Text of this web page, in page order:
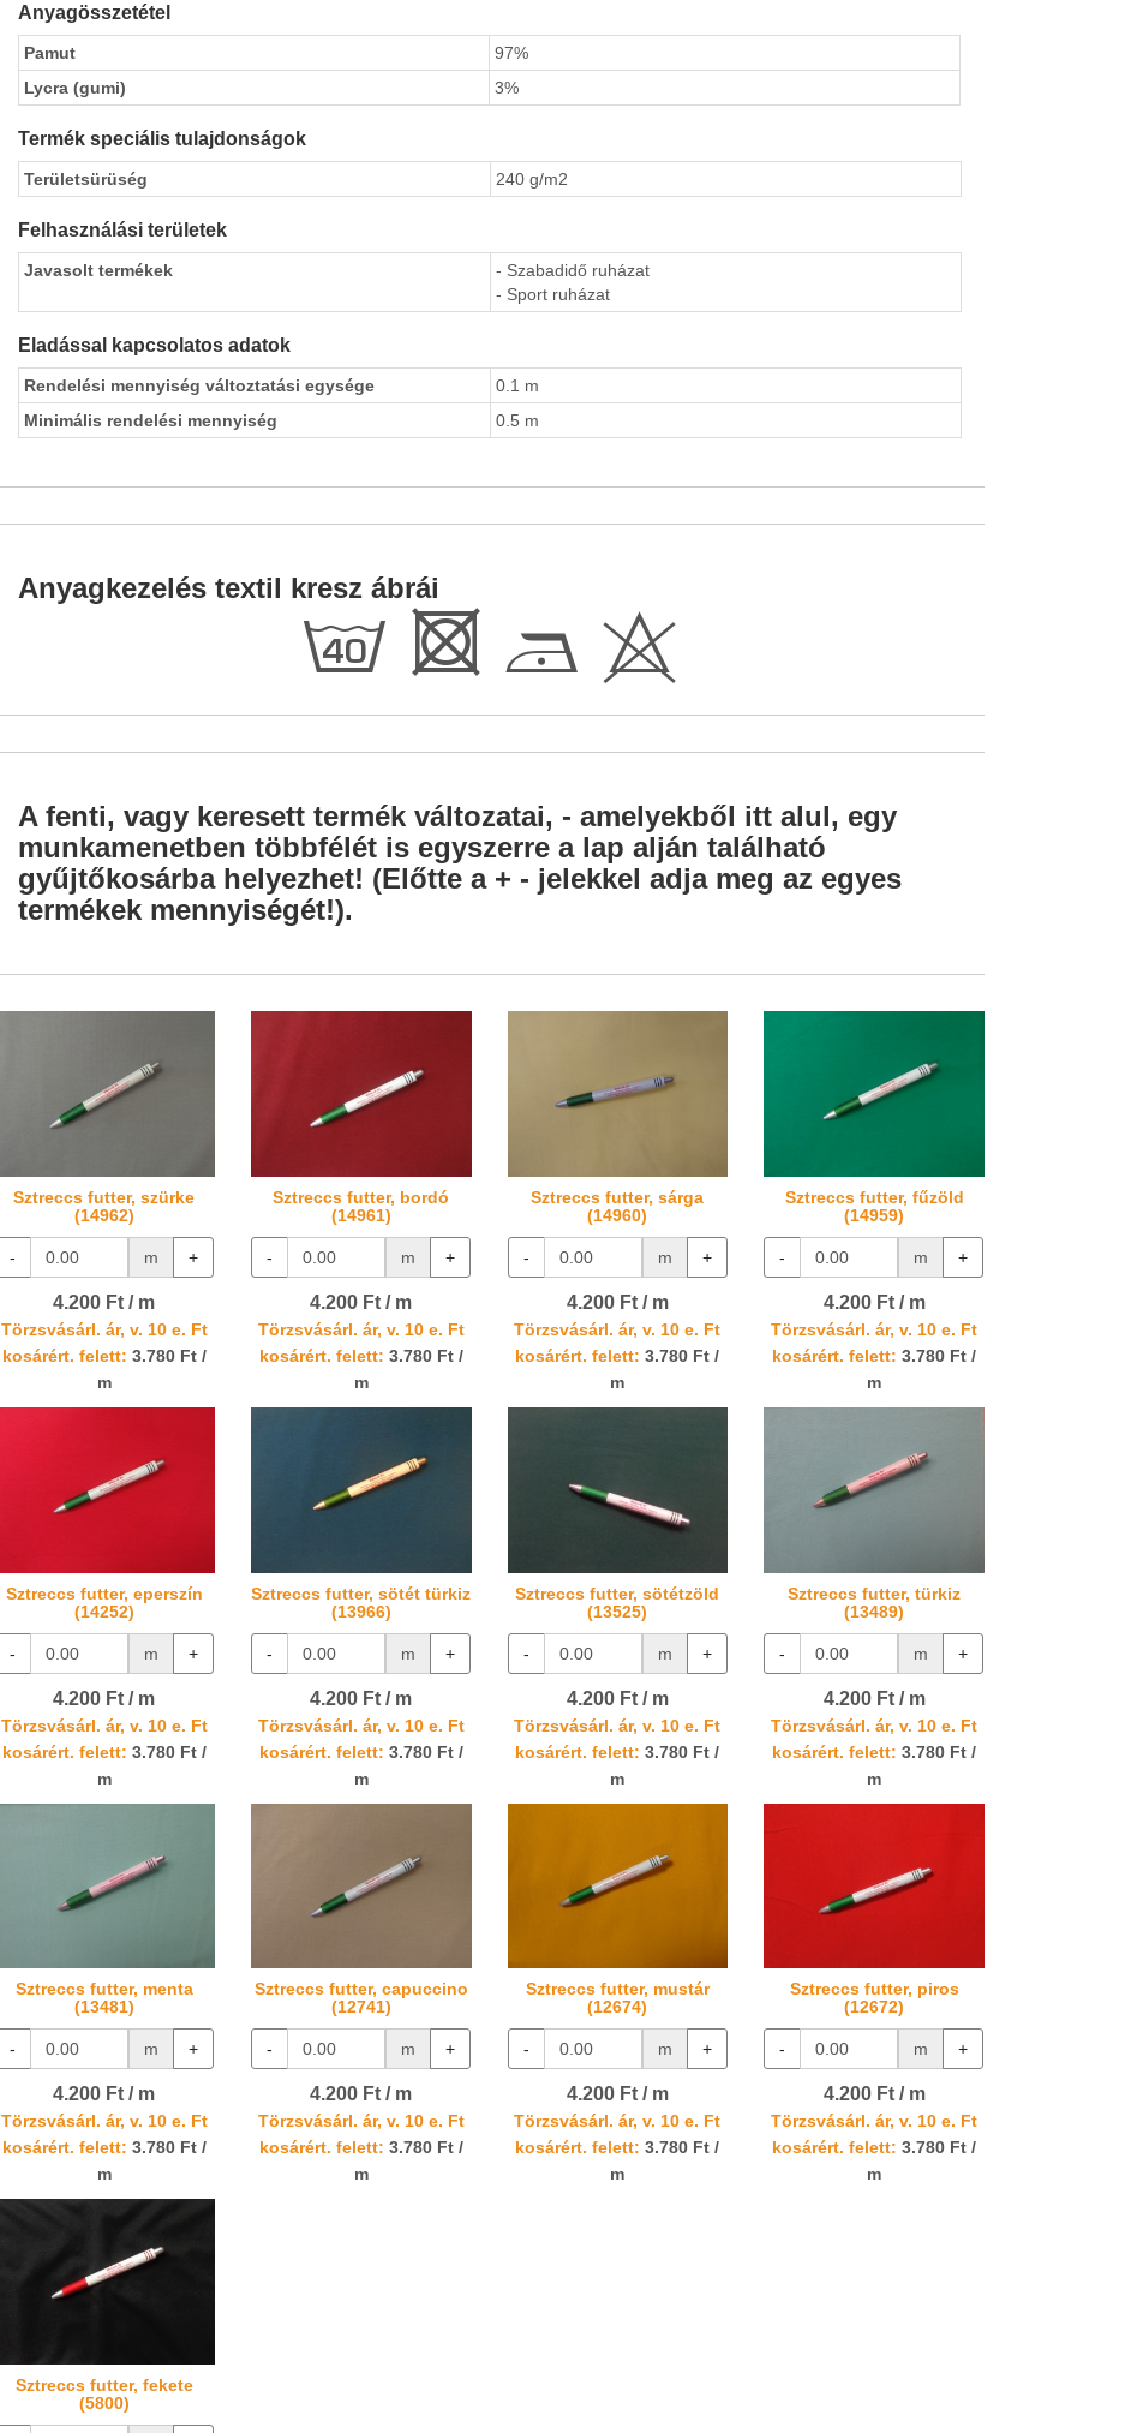
Anyagösszetétel
Pamut
97%
Lycra (gumi)
3%
Termék speciális tulajdonságok
Területsürüség 240 g/m2
Felhasználási területek
Javasolt termékek
- Szabadidő ruházat
- Sport ruházat
Eladással kapcsolatos adatok
Rendelési mennyiség változtatási egysége
0.1 m
Minimális rendelési mennyiség
0.5 m
Anyagkezelés textil kresz ábrái
h R D H
A fenti, vagy keresett termék változatai, - amelyekből itt alul, egy
munkamenetben többfélét is egyszerre a lap alján található
gyűjtőkosárba helyezhet! (Előtte a + - jelekkel adja meg az egyes
termékek mennyiségét!).
Sztreccs futter, szürke
(14962)
- m +
4.200 Ft / m
Törzsvásárl. ár, v. 10 e. Ft
kosárért. felett: 3.780 Ft /
m
Sztreccs futter, bordó
(14961)
- m +
4.200 Ft / m
Törzsvásárl. ár, v. 10 e. Ft
kosárért. felett: 3.780 Ft /
m
Sztreccs futter, sárga
(14960)
- m +
4.200 Ft / m
Törzsvásárl. ár, v. 10 e. Ft
kosárért. felett: 3.780 Ft /
m
Sztreccs futter, fűzöld
(14959)
- m +
4.200 Ft / m
Törzsvásárl. ár, v. 10 e. Ft
kosárért. felett: 3.780 Ft /
m
Sztreccs futter, eperszín
(14252)
- m +
4.200 Ft / m
Törzsvásárl. ár, v. 10 e. Ft
kosárért. felett: 3.780 Ft /
m
Sztreccs futter, sötét türkiz
(13966)
- m +
4.200 Ft / m
Törzsvásárl. ár, v. 10 e. Ft
kosárért. felett: 3.780 Ft /
m
Sztreccs futter, sötétzöld
(13525)
- m +
4.200 Ft / m
Törzsvásárl. ár, v. 10 e. Ft
kosárért. felett: 3.780 Ft /
m
Sztreccs futter, türkiz
(13489)
- m +
4.200 Ft / m
Törzsvásárl. ár, v. 10 e. Ft
kosárért. felett: 3.780 Ft /
m
Sztreccs futter, menta
(13481)
- m +
4.200 Ft / m
Törzsvásárl. ár, v. 10 e. Ft
kosárért. felett: 3.780 Ft /
m
Sztreccs futter, capuccino
(12741)
- m +
4.200 Ft / m
Törzsvásárl. ár, v. 10 e. Ft
kosárért. felett: 3.780 Ft /
m
Sztreccs futter, mustár
(12674)
- m +
4.200 Ft / m
Törzsvásárl. ár, v. 10 e. Ft
kosárért. felett: 3.780 Ft /
m
Sztreccs futter, piros
(12672)
- m +
4.200 Ft / m
Törzsvásárl. ár, v. 10 e. Ft
kosárért. felett: 3.780 Ft /
m
Sztreccs futter, fekete
(5800)